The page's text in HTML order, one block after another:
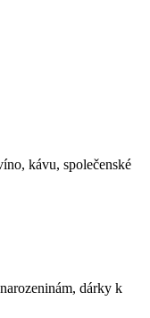
kávu, společenské
dárky k